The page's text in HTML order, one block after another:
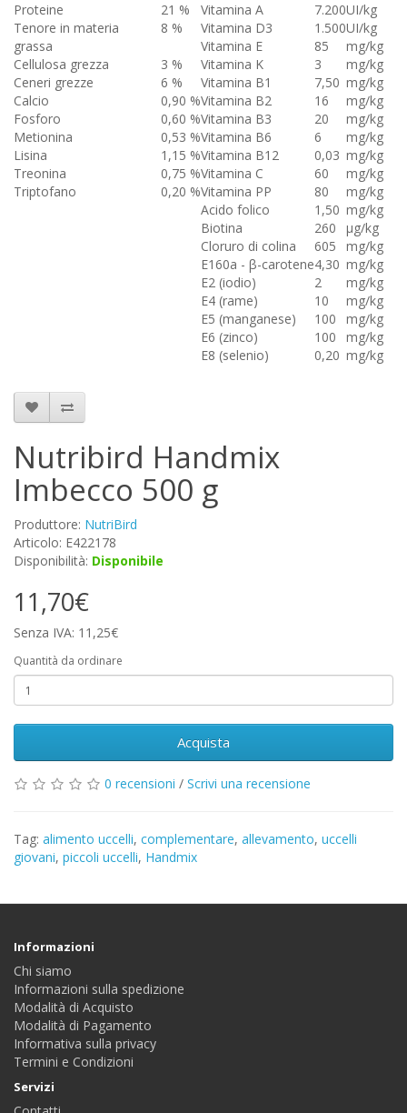
Proteine
21 %
Tenore in materia
grassa
8 %
Cellulosa grezza
3 %
Ceneri grezze
6 %
Calcio
0,90 %
Fosforo
0,60 %
Metionina
0,53 %
Lisina
1,15 %
Treonina
0,75 %
Triptofano
0,20 %
Vitamina A 7.200UI/kg
Vitamina D3
1.500UI/kg
Vitamina E
85
mg/kg
Vitamina K
3
mg/kg
Vitamina B1
7,50 mg/kg
Vitamina B2
16
mg/kg
Vitamina B3
20
mg/kg
Vitamina B6
6
mg/kg
Vitamina B12
0,03 mg/kg
Vitamina C
60
mg/kg
Vitamina PP
80
mg/kg
Acido folico
1,50 mg/kg
Biotina
260
µg/kg
Cloruro di colina
605
mg/kg
E160a - β-carotene4,30 mg/kg
E2 (iodio)
2
mg/kg
E4 (rame)
10
mg/kg
E5 (manganese)
100
mg/kg
E6 (zinco)
100
mg/kg
E8 (selenio)
0,20 mg/kg
Nutribird Handmix
Imbecco 500 g
Produttore: NutriBird
Articolo: E422178
Disponibilità: Disponibile
11,70€
Senza IVA: 11,25€
Quantità da ordinare
Acquista
0 recensioni / Scrivi una recensione
Tag: alimento uccelli, complementare, allevamento, uccelli
giovani, piccoli uccelli, Handmix
Informazioni
Chi siamo
Informazioni sulla spedizione
Modalità di Acquisto
Modalità di Pagamento
Informativa sulla privacy
Termini e Condizioni
Servizi